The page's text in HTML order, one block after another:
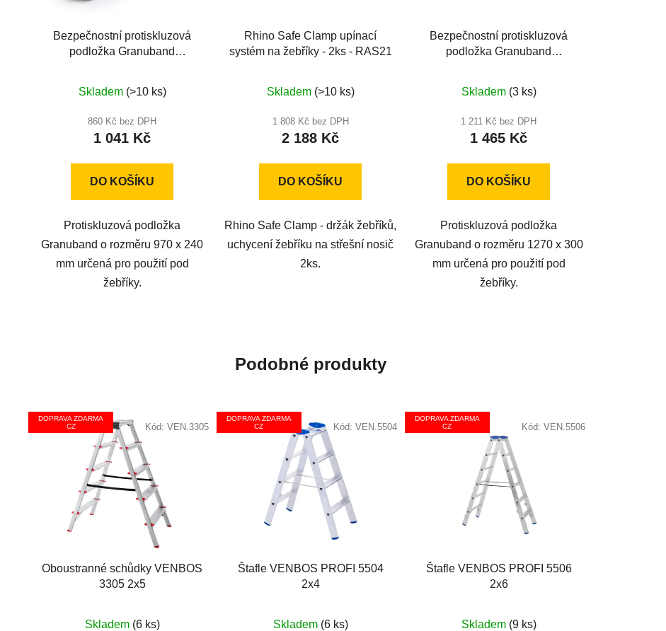
Bezpečnostní protiskluzová
podložka Granuband
hodnocení
produktu
je
z
Skladem (>10 ks)
860 Kč bez DPH
1 041 Kč
DO KOŠÍKU
Protiskluzová podložka
Granuband o rozměru 970 x 240
mm určená pro použití pod
žebříky.
Rhino Safe Clamp upínací
systém na žebříky - 2ks - RAS21
hodnocení
produktu
je
z
Skladem (>10 ks)
1 808 Kč bez DPH
2 188 Kč
DO KOŠÍKU
Rhino Safe Clamp - držák žebříků,
uchycení žebříku na střešní nosič
2ks.
Bezpečnostní protiskluzová
podložka Granuband
Skladem (3 ks)
1 211 Kč bez DPH
1 465 Kč
DO KOŠÍKU
Protiskluzová podložka
Granuband o rozměru 1270 x 300
mm určená pro použití pod
žebříky.
Podobné produkty
DOPRAVA ZDARMA
CZ
Oboustranné schůdky VENBOS
3305 2x5
Skladem (6 ks)
Kód: VEN.3305
DOPRAVA ZDARMA
CZ
Štafle VENBOS PROFI 5504
2x4
Skladem (6 ks)
Kód: VEN.5504
DOPRAVA ZDARMA
CZ
Štafle VENBOS PROFI 5506
2x6
Skladem (9 ks)
Kód: VEN.5506